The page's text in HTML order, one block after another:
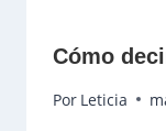
Cómo
Por Leticia